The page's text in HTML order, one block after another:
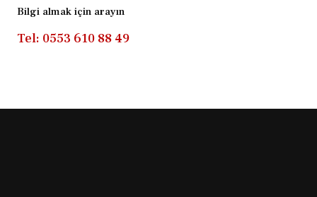
Bilgi almak için arayın
Tel: 0553 610 88 49